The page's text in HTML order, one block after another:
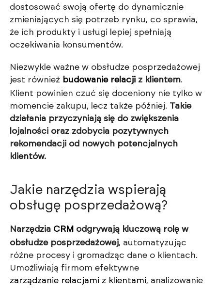
dostosować swoją ofertę do dynamicznie
zmieniających się potrzeb rynku, co sprawia,
że ich produkty i usługi lepiej spełniają
oczekiwania konsumentów.
Niezwykle ważne w obsłudze posprzedażowej
jest również budowanie relacji z klientem.
Klient powinien czuć się doceniony nie tylko w
momencie zakupu, lecz także później. Takie
działania przyczyniają się do zwiększenia
lojalności oraz zdobycia pozytywnych
rekomendacji od nowych potencjalnych
klientów.
Jakie narzędzia wspierają
obsługę posprzedażową?
Narzędzia CRM odgrywają kluczową rolę w
obsłudze posprzedażowej, automatyzując
różne procesy i gromadząc dane o klientach.
Umożliwiają firmom efektywne
zarządzanie relacjami z klientami, analizowanie